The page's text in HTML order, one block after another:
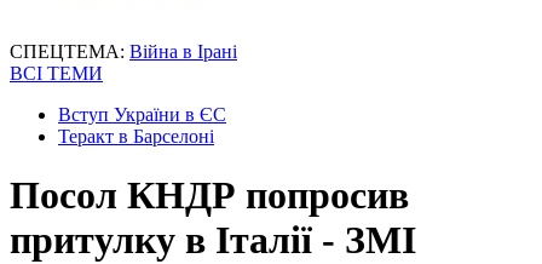
СПЕЦТЕМА: Війна в Ірані
ВСІ ТЕМИ
Вступ України в ЄС
Теракт в Барселоні
Посол КНДР попросив
притулку в Італії - ЗМІ